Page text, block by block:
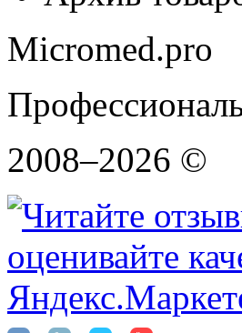
Micromed.pro
2008–2026 ©